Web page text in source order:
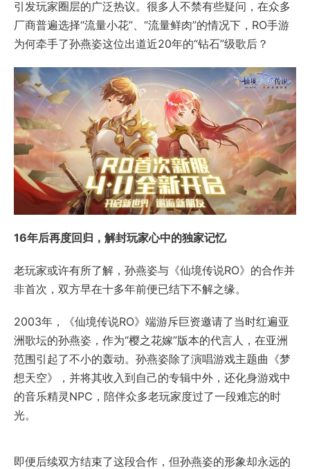
引发玩家圈层的广泛热议。很多人不禁有些疑问，在众多
厂商普遍选择“流量小花”、“流量鲜肉”的情况下，RO手游
为何牵手了孙燕姿这位出道近20年的“钻石”级歌后？
16年后再度回归，解封玩家心中的独家记忆
老玩家或许有所了解，孙燕姿与《仙境传说RO》的合作并
非首次，双方早在十多年前便已结下不解之缘。
2003年，《仙境传说RO》端游斥巨资邀请了当时红遍亚
洲歌坛的孙燕姿，作为“樱之花嫁”版本的代言人，在亚洲
范围引起了不小的轰动。孙燕姿除了演唱游戏主题曲《梦
想天空》，并将其收入到自己的专辑中外，还化身游戏中
的音乐精灵NPC，陪伴众多老玩家度过了一段难忘的时
光。
即便后续双方结束了这段合作，但孙燕姿的形象却永远的